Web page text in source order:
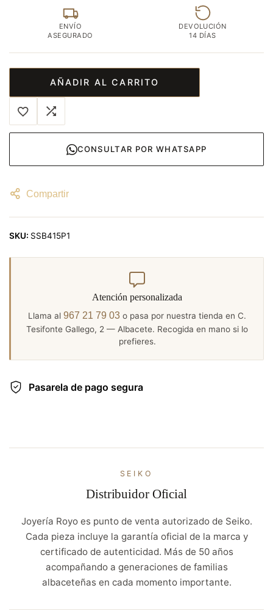
ENVÍO
ASEGURADO
DEVOLUCIÓN
14 DÍAS
AÑADIR AL CARRITO
CONSULTAR POR WHATSAPP
Compartir
SKU: SSB415P1
Atención personalizada
Llama al 967 21 79 03 o pasa por nuestra tienda en C.
Tesifonte Gallego, 2 — Albacete. Recogida en mano si lo
prefieres.
Pasarela de pago segura
SEIKO
Distribuidor Oficial
Joyería Royo es punto de venta autorizado de Seiko.
Cada pieza incluye la garantía oficial de la marca y
certificado de autenticidad. Más de 50 años
acompañando a generaciones de familias
albaceteñas en cada momento importante.